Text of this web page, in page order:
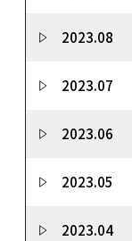
2023.08
2023.07
2023.06
2023.05
2023.04